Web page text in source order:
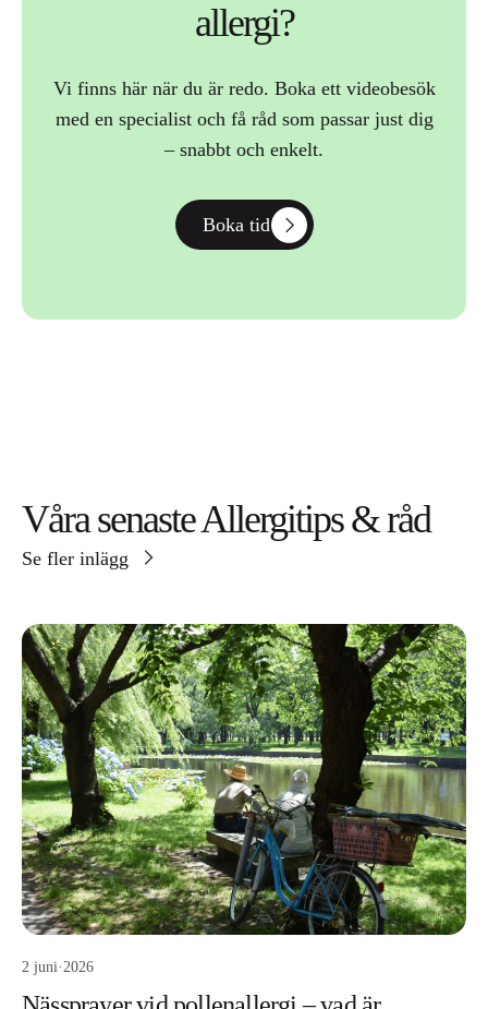
allergi?
Vi finns här när du är redo. Boka ett videobesök
med en specialist och få råd som passar just dig
– snabbt och enkelt.
Boka tid
Våra senaste Allergitips & råd
Se fler inlägg
2 juni·2026